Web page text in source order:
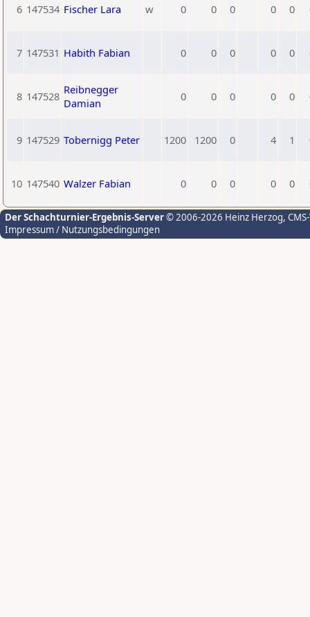
6 147534 Fischer Lara w 0 0 0 0 0
7 147531 Habith Fabian 0 0 0 0 0
8 147528 Reibnegger
Damian
0 0 0 0 0
9 147529 Tobernigg Peter 1200 1200 0 4 1
10 147540 Walzer Fabian 0 0 0 0 0
Der Schachturnier-Ergebnis-Server© 2006-2026 Heinz Herzog,
Impressum / Nutzungsbedingungen